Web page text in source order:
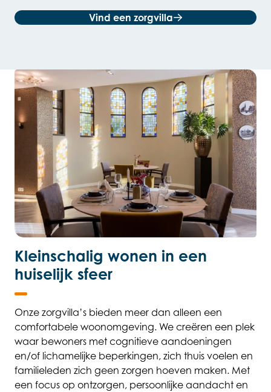
Vind een zorgvilla
Kleinschalig wonen in een
huiselijk sfeer
Onze zorgvilla’s bieden meer dan alleen een
comfortabele woonomgeving. We creëren een plek
waar bewoners met cognitieve aandoeningen
en/of lichamelijke beperkingen, zich thuis voelen en
familieleden zich geen zorgen hoeven maken. Met
een focus op ontzorgen, persoonlijke aandacht en